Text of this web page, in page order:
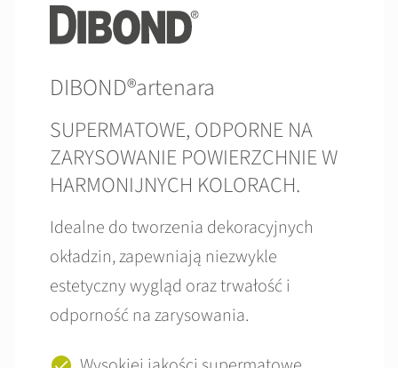
DIBOND®artenara
SUPERMATOWE, ODPORNE NA
ZARYSOWANIE POWIERZCHNIE W
HARMONIJNYCH KOLORACH.
Idealne do tworzenia dekoracyjnych
okładzin, zapewniają niezwykle
estetyczny wygląd oraz trwałość i
odporność na zarysowania.